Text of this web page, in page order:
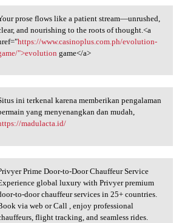
prose flows like a
prose flows like a patient stream—unrushed,
and nourishing to the roots of thought.<a
https://www.casinoplus.com.ph/evolution-
">evolution game</a>
ini terkenal karena
ini terkenal karena memberikan pengalaman
yang menyenangkan dan mudah,
madulacta.id/
Prime Door-to-Door
Prime Door-to-Door Chauffeur Service
global luxury with Privyer premium
to-door chauffeur services in 25+ countries.
via web or Call , enjoy professional
flight tracking, and seamless rides.